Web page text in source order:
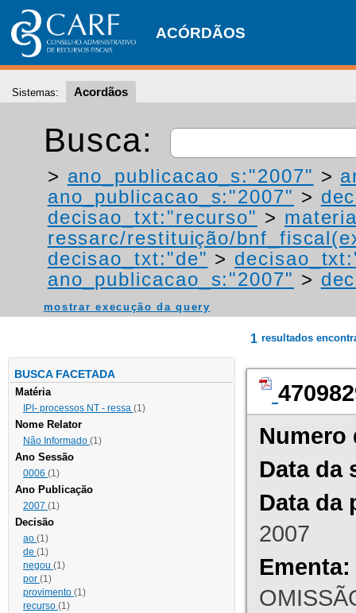
ACÓRDÃOS
Sistemas: Acordãos
Busca:
> ano_publicacao_s:"2007" >
ano_publicacao_s:"2007" >
decisao_txt:"recurso" >
ressarc/restituição/
decisao_txt:"de" >
ano_publicacao_s:"2007" >
mostrar execução da query
BUSCA FACETADA
Matéria
IPI- processos NT - ressa (1)
Nome Relator
Não Informado (1)
Ano Sessão
0006 (1)
Ano Publicação
2007 (1)
Decisão
ao (1)
de (1)
negou (1)
por (1)
provimento (1)
recurso (1)
1 resultados
Numero
Data da
Data da
2007
Ementa: